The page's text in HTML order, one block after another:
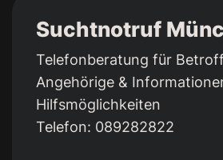
Suchtnotruf
Telefon­beratung für
An­gehö­rige &
Hilfs­mög­lich­keiten
Telefon: 089282822